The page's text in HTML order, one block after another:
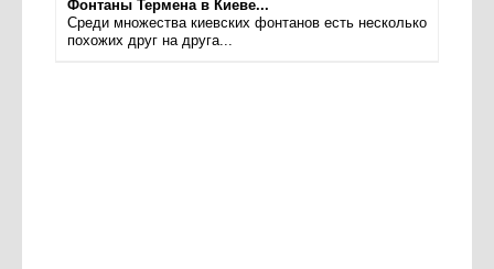
Фонтаны Термена в Киеве...
Среди множества киевских фонтанов есть несколько
похожих друг на друга...